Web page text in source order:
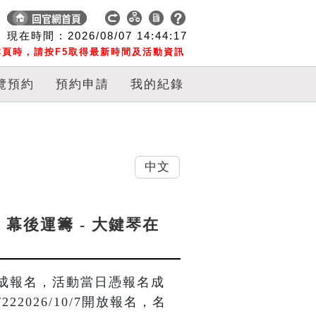
現在時間 : 2026/08/07 14:44:17
時，請按F5取得最新時間及活動資訊
預約 預約申請 我的紀錄
幕後運籌 - 大鍵琴在
報名，活動當日憑報名成
10/7開放報名，名